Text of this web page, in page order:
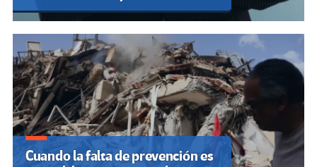
Cuando la falta de prevención es